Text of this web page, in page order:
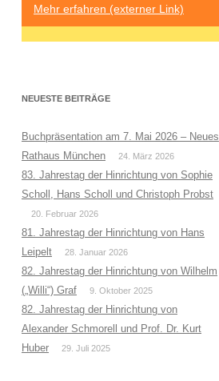
Mehr erfahren (externer Link)
NEUESTE BEITRÄGE
Buchpräsentation am 7. Mai 2026 – Neues
Rathaus München
24. März 2026
83. Jahrestag der Hinrichtung von Sophie
Scholl, Hans Scholl und Christoph Probst
20. Februar 2026
81. Jahrestag der Hinrichtung von Hans
Leipelt
28. Januar 2026
82. Jahrestag der Hinrichtung von Wilhelm
(„Willi“) Graf
9. Oktober 2025
82. Jahrestag der Hinrichtung von
Alexander Schmorell und Prof. Dr. Kurt
Huber
29. Juli 2025